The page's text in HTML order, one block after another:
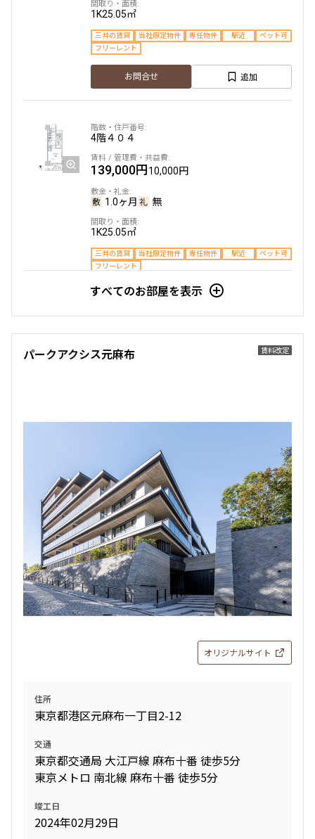
検索対象お部屋数
137件
1K25.05㎡
三井の賃貸 当社限定物件 専任物件 駅近
ペット可
フリーレント
お問合せ 追加
4階４０４
139,000円10,000円
1.0ヶ月 無
1K25.05㎡
三井の賃貸 当社限定物件 専任物件 駅近
ペット可
フリーレント
お問合せ
すべてのお部屋を表示
賃料改定
パークアクシス元麻布
オリジナルサイト
住所
東京都港区元麻布一丁目2-12
交通
東京都交通局 大江戸線 麻布十番 徒歩5分
東京メトロ 南北線 麻布十番 徒歩5分
竣工日
2024年02月29日